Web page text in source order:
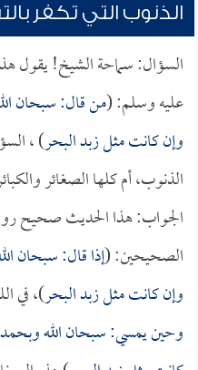
الذنوب التي تكفر
السؤال: سماحة الشيخ! يقول
عليه وسلم: (من قال: سبحان
وإن كانت مثل زبد البحر) ،
الذنوب، أم كلها الصغائر
الجواب: هذا الحديث صحيح
الصحيحين: (إذا قال: سبحان
وإن كانت مثل زبد البحر)، في
وحين يمسي: سبحان الله